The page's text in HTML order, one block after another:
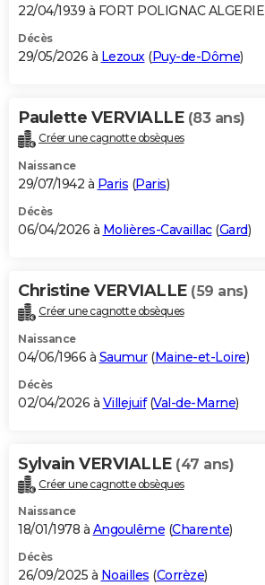
S'inscrire
Se connecter
Lycées
Collèges
Primaires
Universités
Entreprises
Service militaire
Avis de recherche
AVIS DE DÉCÈS
Bricolage
Lifestyle
Culture
Sport
Auto
Television
Voyage
Cinema
22/04/1939 à FORT POLIGNAC ALGERIE
Décès
29/05/2026 à Lezoux(Puy-de-Dôme)
Paulette VERVIALLE (83 ans)
Créer une cagnotte obsèques
Naissance
29/07/1942 à Paris (Paris)
Décès
06/04/2026 à Molières-Cavaillac(Gard)
Christine VERVIALLE (59 ans)
Créer une cagnotte obsèques
Naissance
04/06/1966 à Saumur(Maine-et-Loire)
Décès
02/04/2026 à Villejuif(Val-de-Marne)
Sylvain VERVIALLE (47 ans)
Créer une cagnotte obsèques
Naissance
18/01/1978 à Angoulême (Charente)
Décès
26/09/2025 à Noailles (Corrèze)